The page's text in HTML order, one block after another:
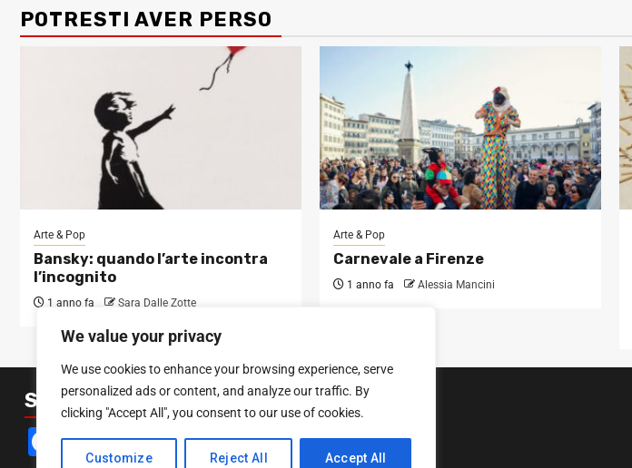
We value your privacy
We use cookies to enhance your browsing experience, serve
personalized ads or content, and analyze our traffic. By
clicking "Accept All", you consent to our use of cookies.
Customize Reject All Accept All
POTRESTI AVER PERSO
Arte & Pop
Bansky: quando l’arte incontra
l’incognito
1 anno fa Sara Dalle Zotte
Arte & Pop
Carnevale a Firenze
1 anno fa Alessia Mancini
SEGUICI SUI SOCIAL
Facebook
Instagram
YouTube